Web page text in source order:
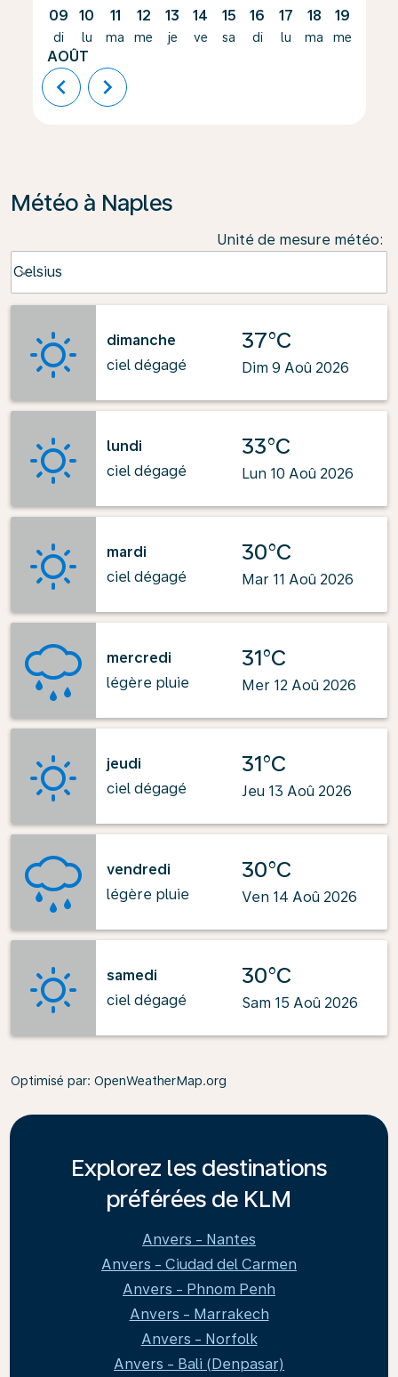
09
di
AOÛT
10
lu
11
ma
12
me
13
je
14
ve
15
sa
16
di
17
lu
18
ma
19
me
chevron_left chevron_right
Météo à Naples
Unité de mesure météo:
Celsius
keyboard_arrow_down
dimanche
ciel dégagé
37°C
Dim 9 Aoû 2026
lundi
ciel dégagé
33°C
Lun 10 Aoû 2026
mardi
ciel dégagé
30°C
Mar 11 Aoû 2026
mercredi
légère pluie
31°C
Mer 12 Aoû 2026
jeudi
ciel dégagé
31°C
Jeu 13 Aoû 2026
vendredi
légère pluie
30°C
Ven 14 Aoû 2026
samedi
ciel dégagé
30°C
Sam 15 Aoû 2026
Optimisé par: OpenWeatherMap.org
Explorez les destinations
préférées de KLM
Anvers - Nantes
Anvers - Ciudad del Carmen
Anvers - Phnom Penh
Anvers - Marrakech
Anvers - Norfolk
Anvers - Bali (Denpasar)